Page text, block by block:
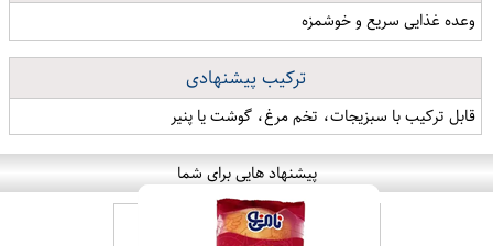
وعده غذایی سریع و خوشمزه
ترکیب پیشنهادی
قابل ترکیب با سبزیجات، تخم مرغ، گوشت یا پنیر
پیشنهاد هایی برای شما